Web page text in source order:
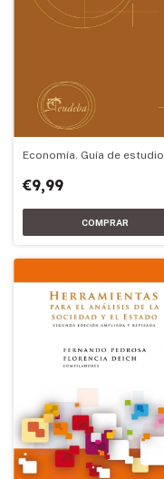
Economía. Guía de estudio
€9,99